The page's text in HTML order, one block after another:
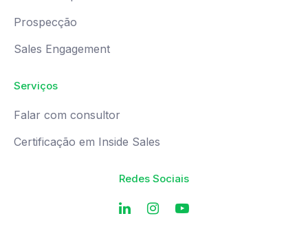
Prospecção
Sales Engagement
Serviços
Falar com consultor
Certificação em Inside Sales
Redes Sociais